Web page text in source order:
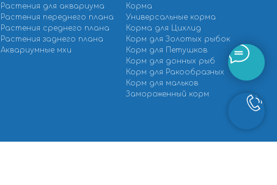
Растения для аквариума
Растения переднего плана
Растения среднего плана
Растения заднего плана
Аквариумные мхи
Корма
Универсальные корма
Корма для Цихлид
Корм для Золотых рыбок
Корм для Петушков
Корм для донных рыб
Корм для Ракообразных
Корм для мальков
Замороженный корм